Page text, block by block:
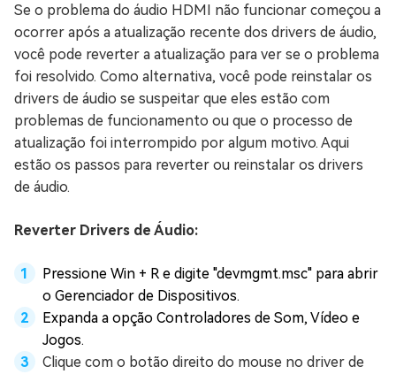
Se o problema do áudio HDMI não funcionar começou a
ocorrer após a atualização recente dos drivers de áudio,
você pode reverter a atualização para ver se o problema
foi resolvido. Como alternativa, você pode reinstalar os
drivers de áudio se suspeitar que eles estão com
problemas de funcionamento ou que o processo de
atualização foi interrompido por algum motivo. Aqui
estão os passos para reverter ou reinstalar os drivers
de áudio.
Reverter Drivers de Áudio:
Pressione Win + R e digite "devmgmt.msc" para abrir
o Gerenciador de Dispositivos.
Expanda a opção Controladores de Som, Vídeo e
Jogos.
Clique com o botão direito do mouse no driver de